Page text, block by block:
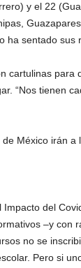
y el 22
ha sentado sus
cartulinas para
“Nos tienen
México irán a
del
–y con
no se
Pero si